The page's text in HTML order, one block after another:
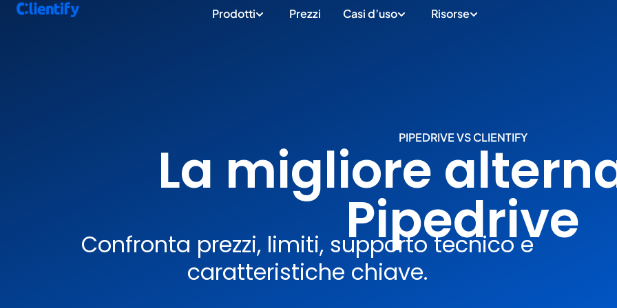
Prodotti Prezzi Casi d’uso Risorse
PIPEDRIVE VS CLIENTIFY
La migliore
Pipedrive
Confronta prezzi, limiti, supporto tecnico e
caratteristiche chiave.